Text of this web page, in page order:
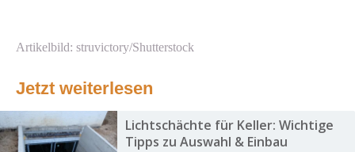
Artikelbild: struvictory/Shutterstock
Jetzt weiterlesen
Lichtschächte für Keller: Wichtige
Tipps zu Auswahl & Einbau